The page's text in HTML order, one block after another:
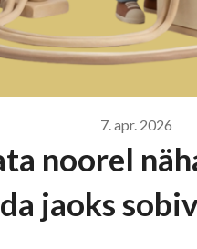
7. apr. 2026
noorel
jaoks